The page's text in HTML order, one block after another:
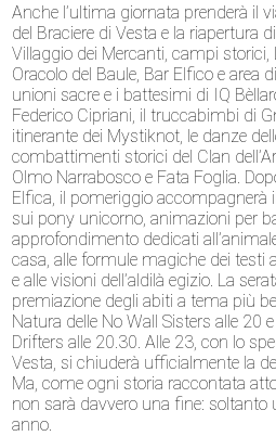
Anche l’ultima giornata prenderà il
del Braciere di Vesta e la riapertura
Villaggio dei Mercanti, campi storici,
Oracolo del Baule, Bar Elfico e area
unioni sacre e i battesimi di IQ
Federico Cipriani, il truccabimbi di
itinerante dei Mystiknot, le danze
combattimenti storici del Clan
Olmo Narrabosco e Fata Foglia.
Elfica, il pomeriggio accompagnerà
sui pony unicorno, animazioni per
approfondimento dedicati
casa, alle formule magiche dei testi
e alle visioni dell’aldilà egizio. La
premiazione degli abiti a tema più
Natura delle No Wall Sisters alle 20
Drifters alle 20.30. Alle 23, con lo
Vesta, si chiuderà ufficialmente la
Ma, come ogni storia raccontata
non sarà davvero una fine: soltanto
anno.